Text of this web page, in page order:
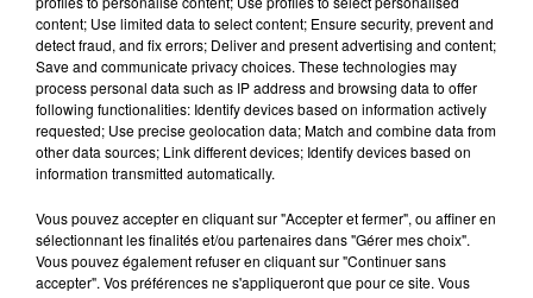
1er août 2026
GAGNEZ VOS ENTRÉES POUR TOUTE LA
FAMILLE À PLOPSAQUA !
LES LIVES
content; Use limited data to select content; Ensure security, prevent and
detect fraud, and fix errors; Deliver and present advertising and content;
Save and communicate privacy choices. These technologies may
process personal data such as IP address and browsing data to offer
following functionalities: Identify devices based on information actively
requested; Use precise geolocation data; Match and combine data from
other data sources; Link different devices; Identify devices based on
information transmitted automatically.
Vous pouvez accepter en cliquant sur "Accepter et fermer", ou affiner en
sélectionnant les finalités et/ou partenaires dans "Gérer mes choix".
Vous pouvez également refuser en cliquant sur "Continuer sans
accepter". Vos préférences ne s'appliqueront que pour ce site. Vous